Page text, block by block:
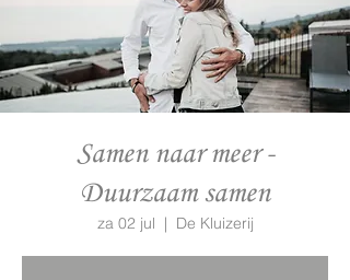
Samen naar meer -
Duurzaam samen
za 02 jul
  |
De Kluizerij